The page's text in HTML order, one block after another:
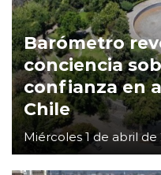
Barómetro
conciencia
confianza en
Chile
Miércoles 1 de abril de